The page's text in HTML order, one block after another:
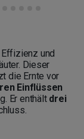
und
Dieser
die Ernte vor
Einflüssen
Er enthält drei